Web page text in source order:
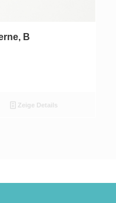
B
Zeige Details